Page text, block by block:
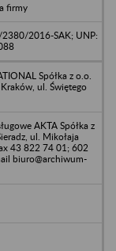
firmy
2016-SAK; UNP:
Spółka z o.o.
ul. Świętego
AKTA Spółka z
ul. Mikołaja
43 822 74 01; 602
biuro@archiwum-